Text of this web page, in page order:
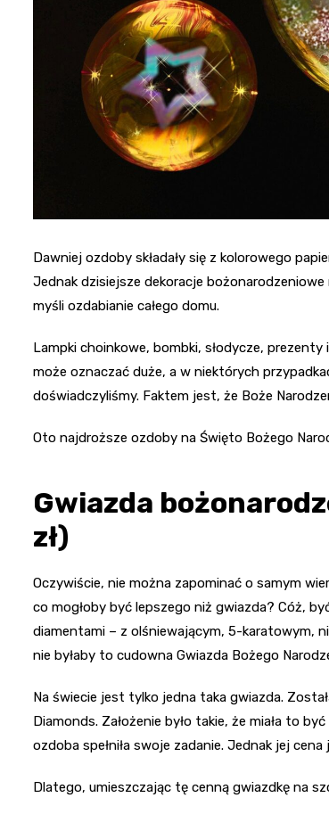
Dawniej ozdoby składały się z kolorowego
Jednak dzisiejsze dekoracje
myśli ozdabianie całego domu.
Lampki choinkowe, bombki, słodycze,
może oznaczać duże, a w niektórych
doświadczyliśmy. Faktem jest, że Boże
Oto najdroższe ozdoby na Święto Bożego
Gwiazda
zł)
Oczywiście, nie można zapominać o samym
co mogłoby być lepszego niż gwiazda? Cóż,
diamentami – z olśniewającym, 5-karatowym,
nie byłaby to cudowna Gwiazda Bożego
Na świecie jest tylko jedna taka gwiazda.
Diamonds. Założenie było takie, że miała to
ozdoba spełniła swoje zadanie. Jednak jej
Dlatego, umieszczając tę ​​cenną gwiazdkę na